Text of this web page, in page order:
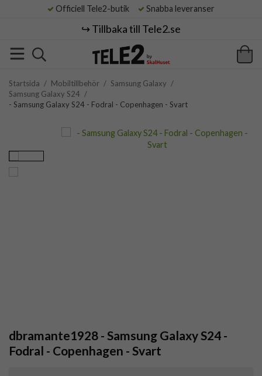
Officiell Tele2-butik Snabba leveranser
↪️ Tillbaka till Tele2.se
Startsida / Mobiltillbehör / Samsung Galaxy /
Samsung Galaxy S24 /
- Samsung Galaxy S24 - Fodral - Copenhagen - Svart
dbramante1928 - Samsung Galaxy S24 -
Fodral - Copenhagen - Svart